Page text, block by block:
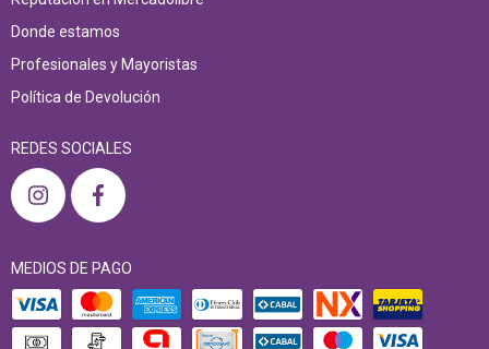
Donde estamos
Profesionales y Mayoristas
Política de Devolución
REDES SOCIALES
MEDIOS DE PAGO